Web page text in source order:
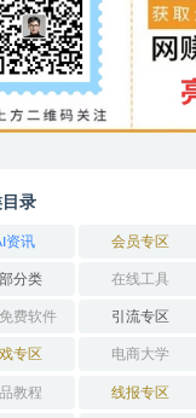
录
资讯 会员专区
分类 在线工具
费软件 引流专区
专区 电商大学
教程 线报专区